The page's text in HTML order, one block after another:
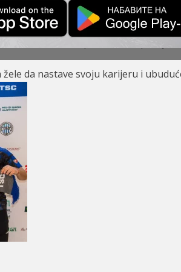
Jovanović tokom prethodnih
s pravom biti ponosni.
i izuzetnim, posvećenim
da nastave svoju karijeru i